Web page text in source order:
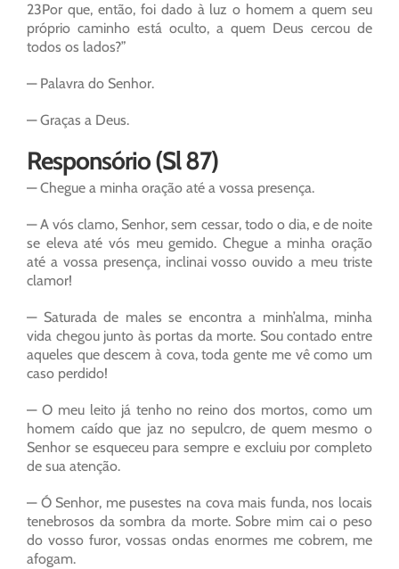
23Por que, então, foi dado à luz o homem a quem seu
próprio caminho está oculto, a quem Deus cercou de
todos os lados?”
— Palavra do Senhor.
— Graças a Deus.
Responsório (Sl 87)
— Chegue a minha oração até a vossa presença.
— A vós clamo, Senhor, sem cessar, todo o dia, e de noite
se eleva até vós meu gemido. Chegue a minha oração
até a vossa presença, inclinai vosso ouvido a meu triste
clamor!
— Saturada de males se encontra a minh’alma, minha
vida chegou junto às portas da morte. Sou contado entre
aqueles que descem à cova, toda gente me vê como um
caso perdido!
— O meu leito já tenho no reino dos mortos, como um
homem caído que jaz no sepulcro, de quem mesmo o
Senhor se esqueceu para sempre e excluiu por completo
de sua atenção.
— Ó Senhor, me pusestes na cova mais funda, nos locais
tenebrosos da sombra da morte. Sobre mim cai o peso
do vosso furor, vossas ondas enormes me cobrem, me
afogam.